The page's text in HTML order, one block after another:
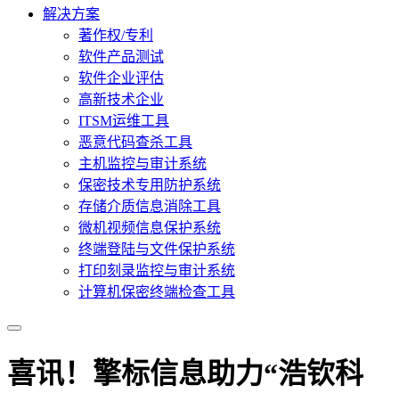
解决方案
著作权/专利
软件产品测试
软件企业评估
高新技术企业
ITSM运维工具
恶意代码查杀工具
主机监控与审计系统
保密技术专用防护系统
存储介质信息消除工具
微机视频信息保护系统
终端登陆与文件保护系统
打印刻录监控与审计系统
计算机保密终端检查工具
喜讯！擎标信息助力“浩钦科